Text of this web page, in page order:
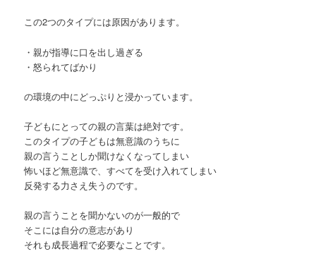
この2つのタイプには原因があります。
・親が指導に口を出し過ぎる
・怒られてばかり
の環境の中にどっぷりと浸かっています。
子どもにとっての親の言葉は絶対です。
このタイプの子どもは無意識のうちに
親の言うことしか聞けなくなってしまい
怖いほど無意識で、すべてを受け入れてしまい
反発する力さえ失うのです。
親の言うことを聞かないのが一般的で
そこには自分の意志があり
それも成長過程で必要なことです。